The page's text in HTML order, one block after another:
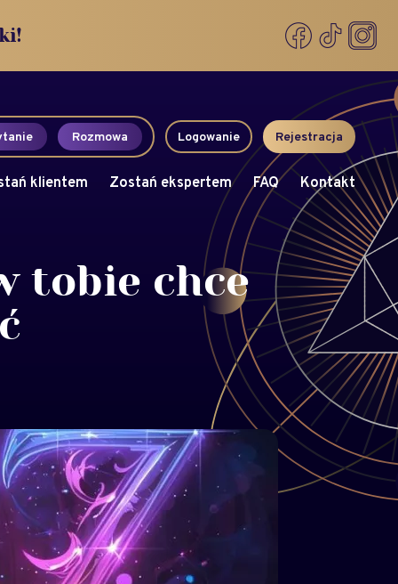
Rozmowa Logowanie Rejestracja
klientem Zostań ekspertem FAQ Kontakt
tobie chce